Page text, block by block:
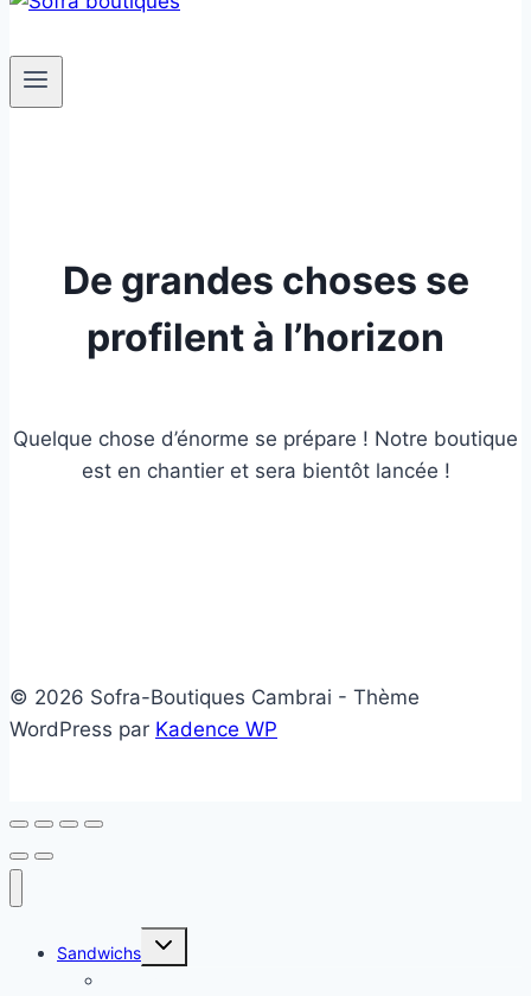
De grandes choses se
profilent à l’horizon
Quelque chose d’énorme se prépare ! Notre boutique
est en chantier et sera bientôt lancée !
© 2026 Sofra-Boutiques Cambrai - Thème
WordPress par Kadence WP
Sandwichs
Ouvrir/fermer